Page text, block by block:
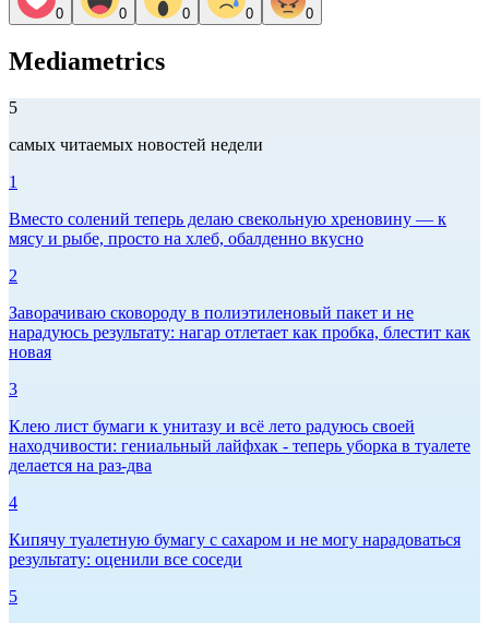
0 0 0 0 0
Mediametrics
5
самых читаемых новостей недели
1
Вместо солений теперь делаю свекольную хреновину — к
мясу и рыбе, просто на хлеб, обалденно вкусно
2
Заворачиваю сковороду в полиэтиленовый пакет и не
нарадуюсь результату: нагар отлетает как пробка, блестит как
новая
3
Клею лист бумаги к унитазу и всё лето радуюсь своей
находчивости: гениальный лайфхак - теперь уборка в туалете
делается на раз-два
4
Кипячу туалетную бумагу с сахаром и не могу нарадоваться
результату: оценили все соседи
5